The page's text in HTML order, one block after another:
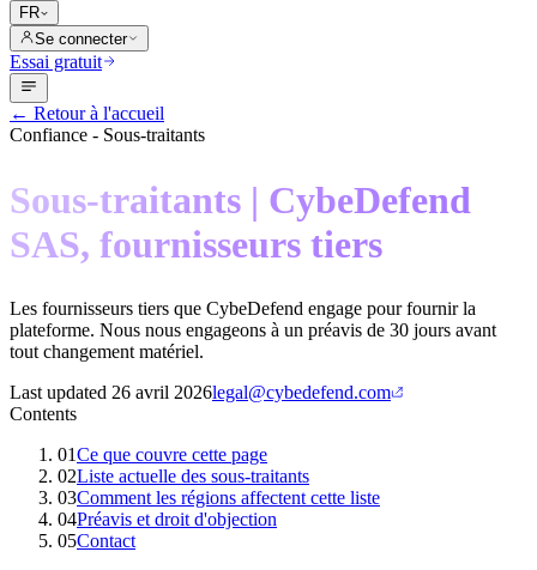
FR
Se connecter
Essai gratuit
← Retour à l'accueil
Confiance - Sous-traitants
Sous-traitants | CybeDefend
SAS, fournisseurs tiers
Les fournisseurs tiers que CybeDefend engage pour fournir la
plateforme. Nous nous engageons à un préavis de 30 jours avant
tout changement matériel.
Last updated 26 avril 2026legal@cybedefend.com
Contents
01Ce que couvre cette page
02Liste actuelle des sous-traitants
03Comment les régions affectent cette liste
04Préavis et droit d'objection
05Contact